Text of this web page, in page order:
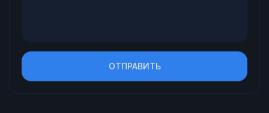
ОТПРАВИТЬ